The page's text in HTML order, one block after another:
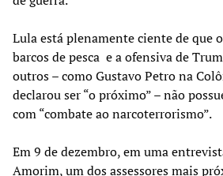
Lula está plenamente ciente de que
barcos de pesca e a ofensiva de
outros – como Gustavo Petro na
declarou ser “o próximo” – não
com “combate ao narcoterrorismo”.
Em 9 de dezembro, em uma
Amorim, um dos assessores mais